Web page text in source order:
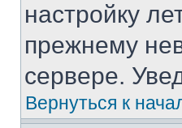
настройку
прежнему
сервере.
Вернуться к